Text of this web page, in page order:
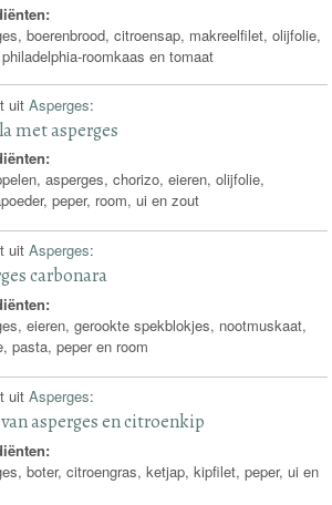
boerenbrood, citroensap, makreelfilet, olijfolie,
roomkaas en tomaat
uitAsperges:
met asperges
asperges, chorizo, eieren, olijfolie,
peper, room, ui en zout
uitAsperges:
carbonara
eieren, gerookte spekblokjes, nootmuskaat,
pasta, peper en room
uitAsperges:
asperges en citroenkip
boter, citroengras, ketjap, kipfilet, peper, ui en